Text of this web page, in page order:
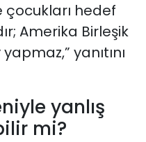
çocukları hedef
Amerika Birleşik
yanıtını
yanlış
mi?